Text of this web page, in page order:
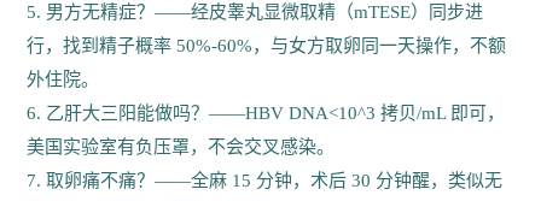
5. 男方无精症？——经皮睾丸显微取精（mTESE）同步进
行，找到精子概率 50%-60%，与女方取卵同一天操作，不额
外住院。
6. 乙肝大三阳能做吗？——HBV DNA<10^3 拷贝/mL 即可，
美国实验室有负压罩，不会交叉感染。
7. 取卵痛不痛？——全麻 15 分钟，术后 30 分钟醒，类似无